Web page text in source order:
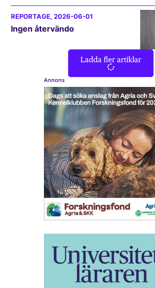
REPORTAGE, 2026-06-01
Ingen återvändo
Ladda fler artiklar
Annons